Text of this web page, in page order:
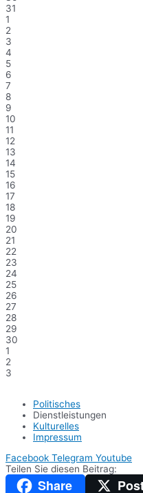
31
1
2
3
4
5
6
7
8
9
10
11
12
13
14
15
16
17
18
19
20
21
22
23
24
25
26
27
28
29
30
1
2
3
Politisches
Dienstleistungen
Kulturelles
Impressum
Facebook Telegram Youtube
Teilen Sie diesen Beitrag:
Share